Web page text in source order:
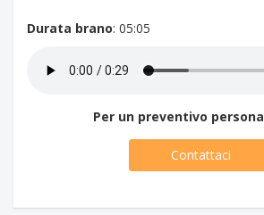
Durata brano: 05:05
Per un preventivo
Contattaci